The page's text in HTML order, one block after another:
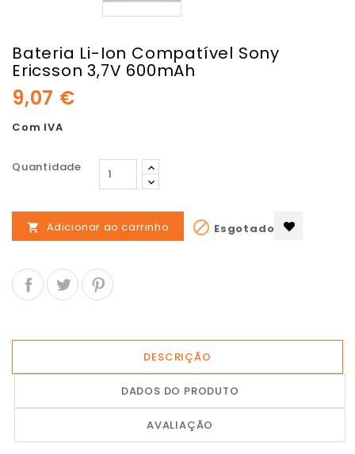
Bateria Li-Ion Compatível Sony
Ericsson 3,7V 600mAh
9,07 €
Com IVA
Quantidade
 Adicionar ao carrinho  Esgotado
DESCRIÇÃO
DADOS DO PRODUTO
AVALIAÇÃO